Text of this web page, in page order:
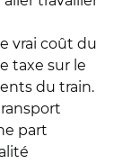
vrai coût du
taxe sur le
du train.
part